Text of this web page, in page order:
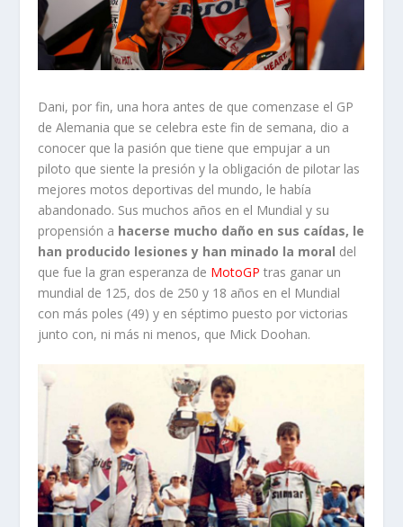
Dani, por fin, una hora antes de que comenzase el GP
de Alemania que se celebra este fin de semana, dio a
conocer que la pasión que tiene que empujar a un
piloto que siente la presión y la obligación de pilotar las
mejores motos deportivas del mundo, le había
abandonado. Sus muchos años en el Mundial y su
propensión a hacerse mucho daño en sus caídas, le
han producido lesiones y han minado la moral del
que fue la gran esperanza de MotoGP tras ganar un
mundial de 125, dos de 250 y 18 años en el Mundial
con más poles (49) y en séptimo puesto por victorias
junto con, ni más ni menos, que Mick Doohan.